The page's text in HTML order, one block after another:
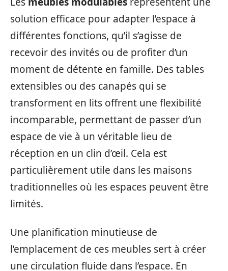
solution efficace pour adapter l’espace à
différentes fonctions, qu’il s’agisse de
recevoir des invités ou de profiter d’un
moment de détente en famille. Des tables
extensibles ou des canapés qui se
transforment en lits offrent une flexibilité
incomparable, permettant de passer d’un
espace de vie à un véritable lieu de
réception en un clin d’œil. Cela est
particulièrement utile dans les maisons
traditionnelles où les espaces peuvent être
limités.
Une planification minutieuse de
l’emplacement de ces meubles sert à créer
une circulation fluide dans l’espace. En